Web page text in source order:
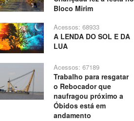
Bloco Mirim
Acessos: 68933
A LENDA DO SOL E DA
LUA
Acessos: 67189
Trabalho para resgatar
o Rebocador que
naufragou próximo a
Óbidos está em
andamento